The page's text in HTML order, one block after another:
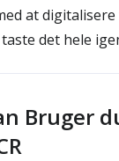
at
det hele
Bruger